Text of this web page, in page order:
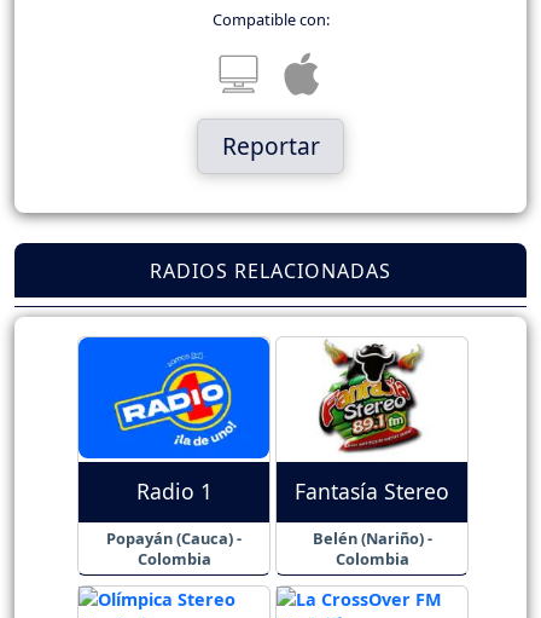
Compatible con:
Reportar
RADIOS RELACIONADAS
Radio 1
Popayán (Cauca) -
Colombia
Fantasía Stereo
Belén (Nariño) -
Colombia